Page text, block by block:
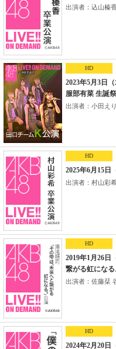
出演者：込山榛
HD
2023年5月3日
服部有菜 生誕祭
出演者：小田え
HD
2025年6月15日
出演者：村山彩
HD
2019年1月26日
繋がる虹にな
出演者：佐藤栞
HD
2024年2月20日